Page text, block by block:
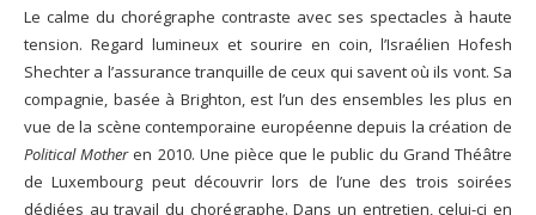
Le calme du chorégraphe contraste avec ses spectacles à haute
tension. Regard lumineux et sourire en coin, l’Israélien Hofesh
Shechter a l’assurance tranquille de ceux qui savent où ils vont. Sa
compagnie, basée à Brighton, est l’un des ensembles les plus en
vue de la scène contemporaine européenne depuis la création de
Political Motheren 2010. Une pièce que le public du Grand Théâtre
de Luxembourg peut découvrir lors de l’une des trois soirées
dédiées au travail du chorégraphe. Dans un entretien, celui-ci en